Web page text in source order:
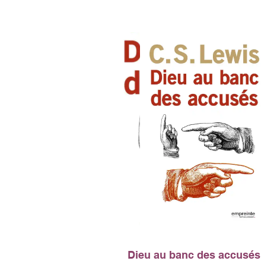
Dieu au banc des accusés